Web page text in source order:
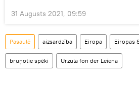
31 Augusts 2021, 09:59
Pasaulē aizsardzība Eiropa Eiropas
bruņotie spēki Urzula fon der Leiena